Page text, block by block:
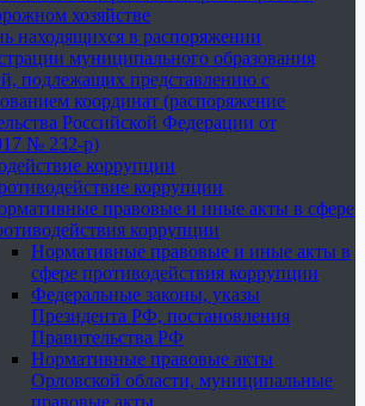
хозяйстве
находящихся в распоряжении
муниципального образования
подлежащих представлению с
координат (распоряжение
Российской Федерации от
№ 232-р)
коррупции
коррупции
правовые и иные акты в сфере
коррупции
Нормативные правовые и иные акты в
сфере противодействия коррупции
Федеральные законы, указы
Президента РФ, постановления
Правительства РФ
Нормативные правовые акты
Орловской области, муниципальные
правовые акты